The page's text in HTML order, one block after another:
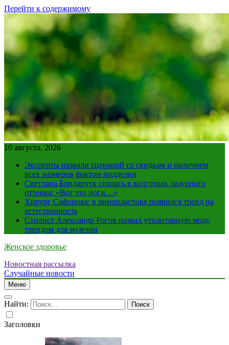
Перейти к содержимому
10 августа, 2026
Эксперты назвали сценарий со скидкам и наличием
всех размеров фактом подделки
Светлана Бондарчук снялась в колготках лазурного
оттенка: «Вот это ноги…»
Хирург Сафонова: в ринопластике появился тренд на
естественность
Стилист Александр Рогов назвал утилитарную моду
трендом для мужчин
Женское здоровье
Новостная рассылка
Случайные новости
Меню
Найти:
Заголовки